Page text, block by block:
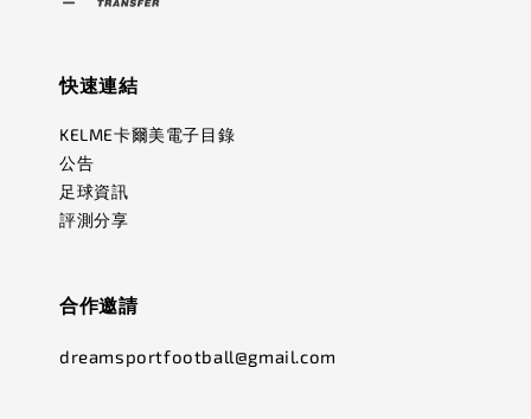
快速連結
KELME卡爾美電子目錄
公告
足球資訊
評測分享
合作邀請
dreamsportfootball@gmail.com